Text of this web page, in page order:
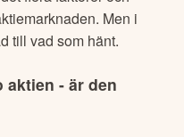
Men i
till vad som hänt.
aktien - är den